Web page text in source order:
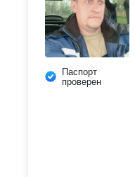
Паспорт
проверен